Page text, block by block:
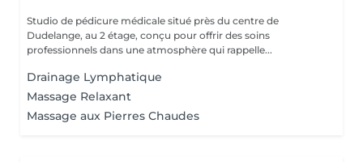
Studio de pédicure médicale situé près du centre de
Dudelange, au 2 étage, conçu pour offrir des soins
professionnels dans une atmosphère qui rappelle...
Drainage Lymphatique
Massage Relaxant
Massage aux Pierres Chaudes